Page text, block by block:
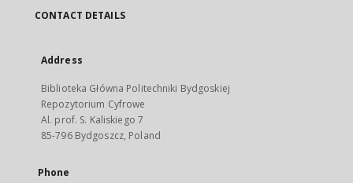
CONTACT DETAILS
Address
Biblioteka Główna Politechniki Bydgoskiej
Repozytorium Cyfrowe
Al. prof. S. Kaliskiego 7
85-796 Bydgoszcz, Poland
Phone